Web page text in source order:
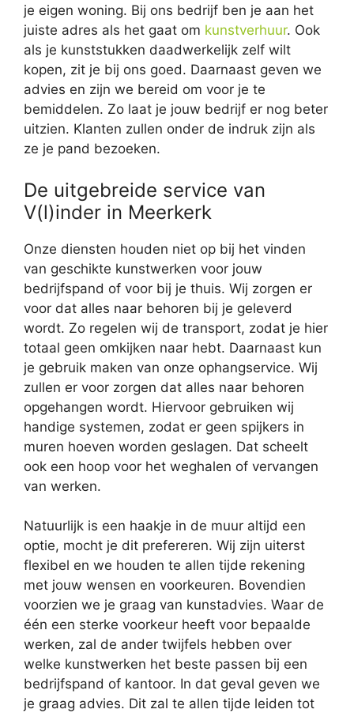
je eigen woning. Bij ons bedrijf ben je aan het
juiste adres als het gaat om kunstverhuur. Ook
als je kunststukken daadwerkelijk zelf wilt
kopen, zit je bij ons goed. Daarnaast geven we
advies en zijn we bereid om voor je te
bemiddelen. Zo laat je jouw bedrijf er nog beter
uitzien. Klanten zullen onder de indruk zijn als
ze je pand bezoeken.
De uitgebreide service van
V(l)inder in Meerkerk
Onze diensten houden niet op bij het vinden
van geschikte kunstwerken voor jouw
bedrijfspand of voor bij je thuis. Wij zorgen er
voor dat alles naar behoren bij je geleverd
wordt. Zo regelen wij de transport, zodat je hier
totaal geen omkijken naar hebt. Daarnaast kun
je gebruik maken van onze ophangservice. Wij
zullen er voor zorgen dat alles naar behoren
opgehangen wordt. Hiervoor gebruiken wij
handige systemen, zodat er geen spijkers in
muren hoeven worden geslagen. Dat scheelt
ook een hoop voor het weghalen of vervangen
van werken.
Natuurlijk is een haakje in de muur altijd een
optie, mocht je dit prefereren. Wij zijn uiterst
flexibel en we houden te allen tijde rekening
met jouw wensen en voorkeuren. Bovendien
voorzien we je graag van kunstadvies. Waar de
één een sterke voorkeur heeft voor bepaalde
werken, zal de ander twijfels hebben over
welke kunstwerken het beste passen bij een
bedrijfspand of kantoor. In dat geval geven we
je graag advies. Dit zal te allen tijde leiden tot